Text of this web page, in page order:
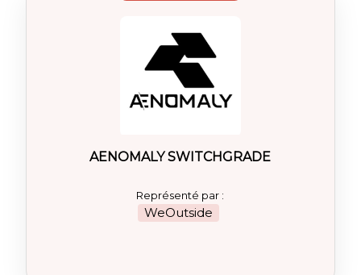
AENOMALY SWITCHGRADE
Représenté par :
WeOutside